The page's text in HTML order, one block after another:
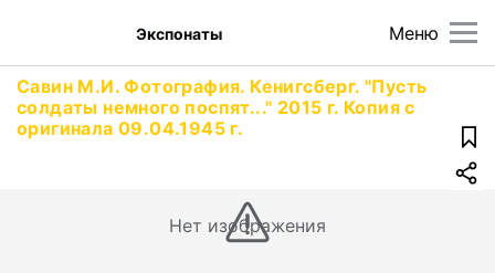
Меню
Экспонаты
Савин М.И. Фотография. Кенигсберг. "Пусть
солдаты немного поспят..." 2015 г. Копия с
оригинала 09.04.1945 г.
Нет изображения